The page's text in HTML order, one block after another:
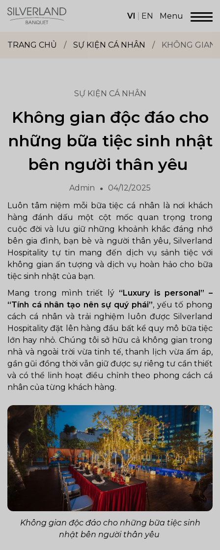
content
vụ
VI EN Menu
TRANG CHỦ / SỰ KIỆN CÁ NHÂN / KHÔNG GIAN
SỰ KIỆN CÁ NHÂN
Không gian độc đáo cho
những bữa tiệc sinh nhật
bên người thân yêu
Admin
04/12/2025
Luôn tâm niệm mỗi bữa tiệc cá nhân là nơi khách
hàng đánh dấu một cột mốc quan trọng trong
cuộc đời và lưu giữ những khoảnh khắc đáng nhớ
bên gia đình, bạn bè và người thân yêu, Silverland
Hospitality tự tin mang đến dịch vụ sảnh tiệc với
không gian ấn tượng và dịch vụ hoàn hảo cho bữa
tiệc sinh nhật của bạn.
Mang trong mình triết lý “Luxury is personal” –
“Tính cá nhân tạo nên sự quý phái”, yếu tố phong
cách cá nhân và trải nghiệm luôn được Silverland
Hospitality đặt lên hàng đầu bất kể quy mô bữa tiệc
lớn hay nhỏ. Chúng tôi sở hữu cả không gian trong
nhà và ngoài trời vừa tinh tế, thanh lịch vừa ấm áp,
gần gũi đồng thời vẫn giữ được sự riêng tư cần thiết
và có thể linh hoạt điều chỉnh theo phong cách cá
nhân của từng khách hàng.
Không gian độc đáo cho những bữa tiệc sinh
nhật bên người thân yêu